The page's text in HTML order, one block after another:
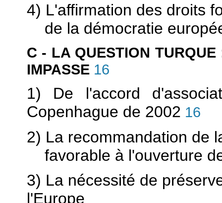
4) L'affirmation des droits
de la démocratie
C - LA QUESTION
IMPASSE 16
1) De l'accord
Copenhague de 2002 16
2) La recommandation de
favorable à l'ouverture
3) La nécessité de
l'Europe